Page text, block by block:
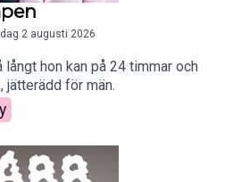
2 augusti 2026
hon kan på 24 timmar och
jätterädd för män.